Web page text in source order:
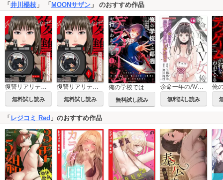
「井川楊枝 」 「MOONサザン 」 のおすすめ作品
復讐リアリティーショー ～虐められていた僕が、上司に復讐を遂げるまでの記録～ 分冊版
無料試し読み
復讐リアリティーショー ～虐められていた僕が、上司に復讐を遂げるまでの記録～
無料試し読み 無料試し読み 無料試し読み
「レジコミ Red 」のおすすめ作品